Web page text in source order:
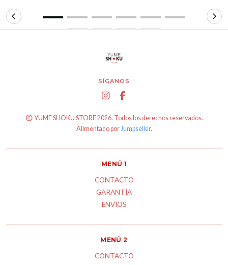
SÍGANOS
YUME SHOKU STORE 2026. Todos los derechos reservados.
Alimentado porJumpseller.
MENÚ 1
CONTACTO
GARANTÍA
ENVÍOS
MENÚ 2
CONTACTO